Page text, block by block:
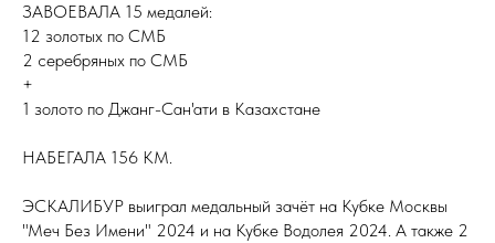
ЗАВОЕВАЛА 15 медалей:
12 золотых по СМБ
2 серебряных по СМБ
+
1 золото по Джанг-Сан'ати в Казахстане
НАБЕГАЛА 156 КМ.
ЭСКАЛИБУР выиграл медальный зачёт на Кубке Москвы
"Меч Без Имени" 2024 и на Кубке Водолея 2024. А также 2